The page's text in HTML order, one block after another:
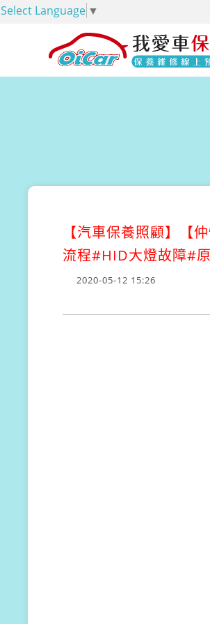
Select Language ▼
【汽車保養照顧】
【
流程#HID大燈故障#
2020-05-12 15:26